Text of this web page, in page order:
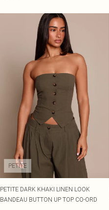
PETITE
PETITE DARK KHAKI LINEN LOOK
BANDEAU BUTTON UP TOP CO-ORD